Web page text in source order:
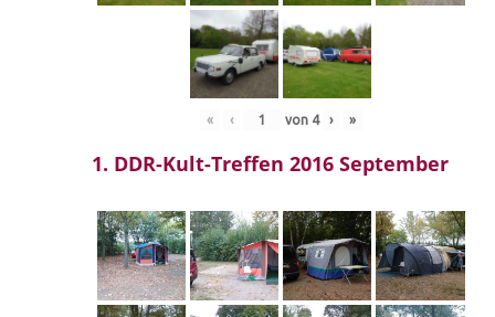
« ‹ von 4 › »
1. DDR-Kult-Treffen 2016 September